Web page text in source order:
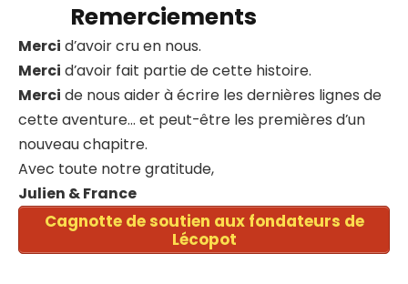
Remerciements
Merci d’avoir cru en nous.
Merci d’avoir fait partie de cette histoire.
Merci de nous aider à écrire les dernières lignes de
cette aventure… et peut-être les premières d’un
nouveau chapitre.
Avec toute notre gratitude,
Julien & France
Cagnotte de soutien aux fondateurs de
Lécopot